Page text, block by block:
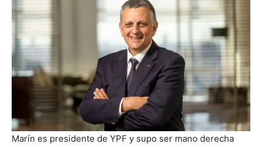
Marín es presidente de YPF y supo ser mano derecha